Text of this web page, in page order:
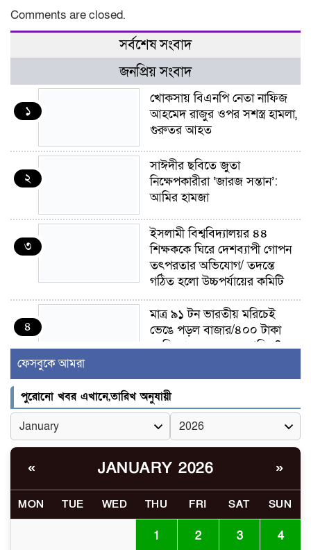
Comments are closed.
সর্বশেষ সংবাদ
জনপ্রিয় সংবাদ
১
খোকসায় বিএনপি নেতা নাফিজ
আহমেদ রাজুর ওপর সশস্ত্র হামলা,
গুরুতর আহত
২
সাঈদীর ছবিতে জুতা
নিক্ষেপকারীরা ‘জারজ সন্তান’:
আমির হামজা
৩
ইসলামী বিশ্ববিদ্যালয়র ৪৪
শিক্ষককে ঘিরে দেশব্যাপী গোপন
তৎপরতার অভিযোগ/ তদন্তে
গঠিত হলো উচ্চপর্যায়ের কমিটি
৪
মাত্র ৯১ টন ভারতীয় মরিচেই
ভেঙে পড়ল বাজার/৪০০ টাকা
কেজি দাম কে ধরে রেখেছিল?
৫
জুলাই আন্দোলন ছিল সম্মিলিত,
লক্ষ্য হওয়া উচিত ঐক্য ও
রাষ্ট্রগঠন
ভোরে ঝিনাইদহ সীমান্তে জটলা
দেখে বিএসএফের রাবার বুলেট,
চুয়াডাঙ্গা/ প্রথম স্ত্রীকে নিয়ে
মালয়েশিয়ায়, দ্বিতীয় স্ত্রী
ফেসবুকে আমরা
পুরোনো খবর এখানে,তারিখ অনুযায়ী
« JANUARY 2026 »
MON TUE WED THU FRI SAT SUN
1 2 3 4